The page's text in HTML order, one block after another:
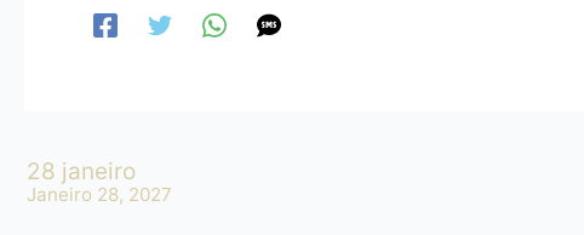
28 janeiro
Janeiro 28, 2027